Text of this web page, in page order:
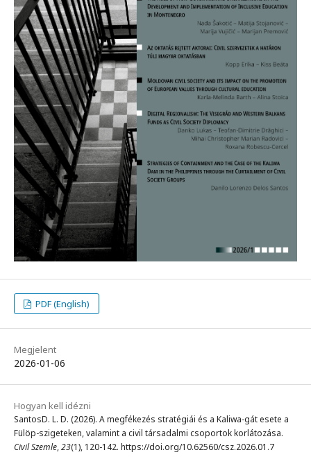
PDF (English)
Megjelent
2026-01-06
Hogyan kell idézni
SantosD. L. D. (2026). A megfékezés stratégiái és a Kaliwa-gát esete a
Fülöp-szigeteken, valamint a civil társadalmi csoportok korlátozása.
Civil Szemle,23(1), 120-142. https://doi.org/10.62560/csz.2026.01.7